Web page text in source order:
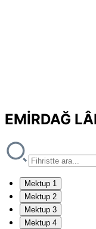
EMİRDAĞ
Mektup 1
Mektup 2
Mektup 3
Mektup 4